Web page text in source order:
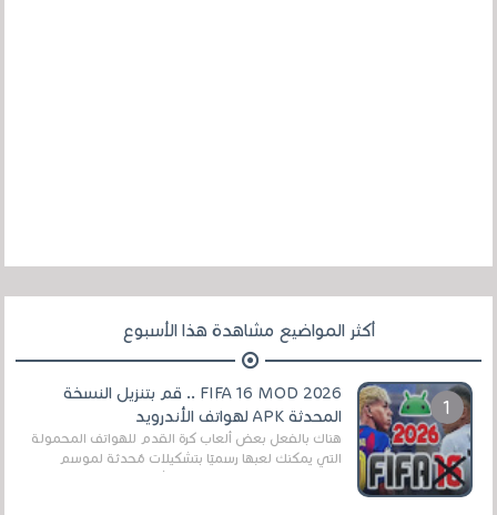
أكثر المواضيع مشاهدة هذا الأسبوع
FIFA 16 MOD 2026 .. قم بتنزيل النسخة
المحدثة APK لهواتف الأندرويد
هناك بالفعل بعض ألعاب كرة القدم للهواتف المحمولة
التي يمكنك لعبها رسميًا بتشكيلات مُحدثة لموسم